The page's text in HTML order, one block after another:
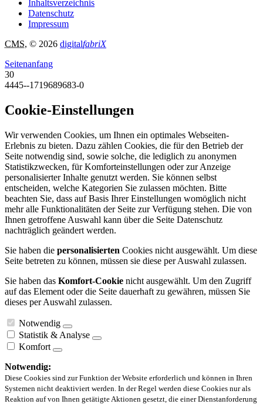
Inhaltsverzeichnis
Datenschutz
Impressum
CMS, © 2026 digitalfabriX
Seitenanfang
30
4445--1719689683-0
Cookie-Einstellungen
Wir verwenden Cookies, um Ihnen ein optimales Webseiten-
Erlebnis zu bieten. Dazu zählen Cookies, die für den Betrieb der
Seite notwendig sind, sowie solche, die lediglich zu anonymen
Statistikzwecken, für Komforteinstellungen oder zur Anzeige
personalisierter Inhalte genutzt werden. Sie können selbst
entscheiden, welche Kategorien Sie zulassen möchten. Bitte
beachten Sie, dass auf Basis Ihrer Einstellungen womöglich nicht
mehr alle Funktionalitäten der Seite zur Verfügung stehen. Die von
Ihnen getroffene Auswahl kann über die Seite Datenschutz
nachträglich geändert werden.
Sie haben die personalisierten Cookies nicht ausgewählt. Um diese
Seite betreten zu können, müssen sie diese per Auswahl zulassen.
Sie haben das Komfort-Cookie nicht ausgewählt. Um den Zugriff
auf das Element oder die Seite dauerhaft zu gewähren, müssen Sie
dieses per Auswahl zulassen.
Notwendig
Statistik & Analyse
Komfort
Notwendig:
Diese Cookies sind zur Funktion der Website erforderlich und können in Ihren
Systemen nicht deaktiviert werden. In der Regel werden diese Cookies nur als
Reaktion auf von Ihnen getätigte Aktionen gesetzt, die einer Dienstanforderung